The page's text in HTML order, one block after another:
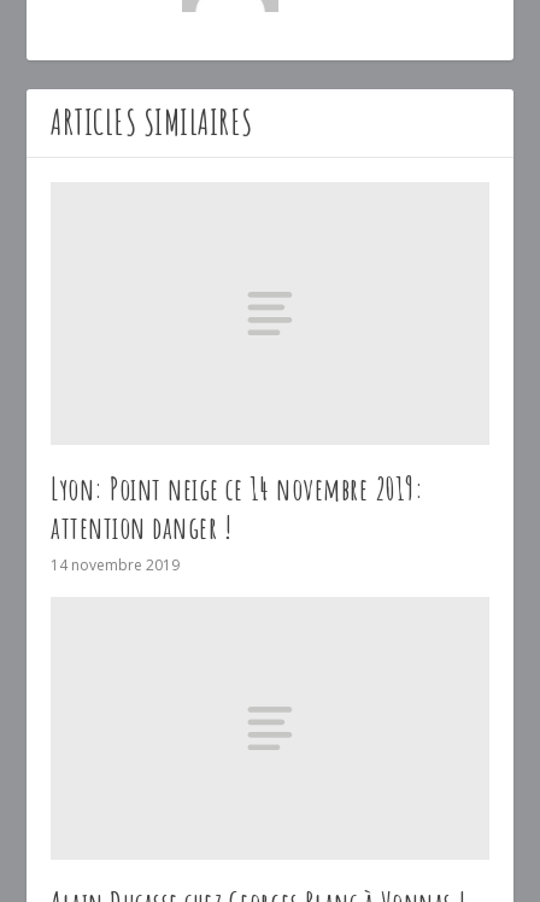
ARTICLES SIMILAIRES
Lyon: Point neige ce 14 novembre 2019:
attention danger !
14 novembre 2019